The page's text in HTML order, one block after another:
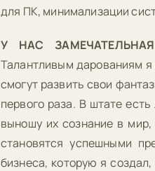
для ПК, минимализации
У НАС
Талантливым дарованиям
смогут развить свои
первого раза. В штате
выношу их сознание в
становятся успешными
бизнеса, которую я